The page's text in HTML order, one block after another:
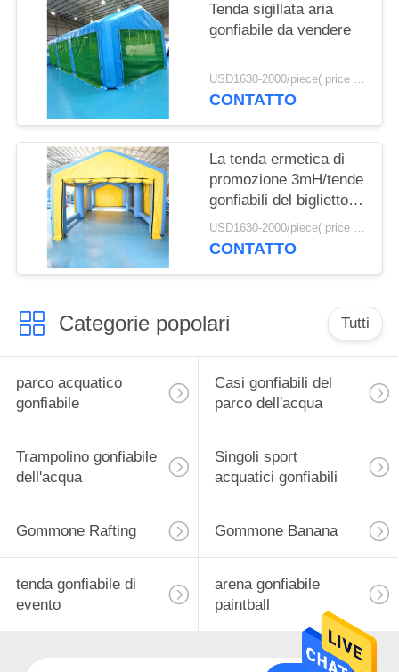
Tenda sigillata aria
gonfiabile da vendere
USD1630-2000/piece( price just for reference, detailed prices need to be confirmed) MOQ:1PC
CONTATTO
La tenda ermetica di
promozione 3mH/tende
gonfiabili del biglietto
per l'acqua parcheggia USD1630-2000/piece( price just for reference, detailed prices need to be confirmed) MOQ:1PC
CONTATTO
Categorie popolari Tutti
parco acquatico
gonfiabile
Casi gonfiabili del
parco dell'acqua
Trampolino gonfiabile
dell'acqua
Singoli sport
acquatici gonfiabili
Gommone Rafting Gommone Banana
tenda gonfiabile di
evento
arena gonfiabile
paintball